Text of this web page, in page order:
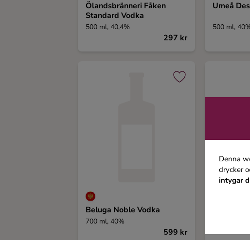
Denna
drycker
intygar
Ölandsbränneri Fåken
Standard Vodka
500 ml, 40,4%
297 kr
Umeå
500 ml,
Beluga Noble Vodka
700 ml, 40%
599 kr